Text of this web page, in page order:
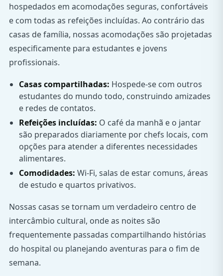
hospedados em acomodações seguras, confortáveis
e com todas as refeições incluídas. Ao contrário das
casas de família, nossas acomodações são projetadas
especificamente para estudantes e jovens
profissionais.
Casas compartilhadas: Hospede-se com outros
estudantes do mundo todo, construindo amizades
e redes de contatos.
Refeições incluídas: O café da manhã e o jantar
são preparados diariamente por chefs locais, com
opções para atender a diferentes necessidades
alimentares.
Comodidades: Wi-Fi, salas de estar comuns, áreas
de estudo e quartos privativos.
Nossas casas se tornam um verdadeiro centro de
intercâmbio cultural, onde as noites são
frequentemente passadas compartilhando histórias
do hospital ou planejando aventuras para o fim de
semana.